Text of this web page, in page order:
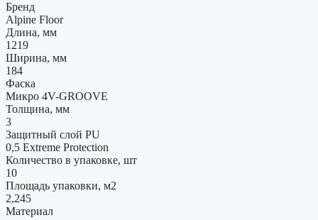
Бренд
Alpine Floor
Длина, мм
1219
Ширина, мм
184
Фаска
Микро 4V-GROOVE
Толщина, мм
3
Защитный слой PU
0,5 Extreme Protection
Количество в упаковке, шт
10
Площадь упаковки, м2
2,245
Материал